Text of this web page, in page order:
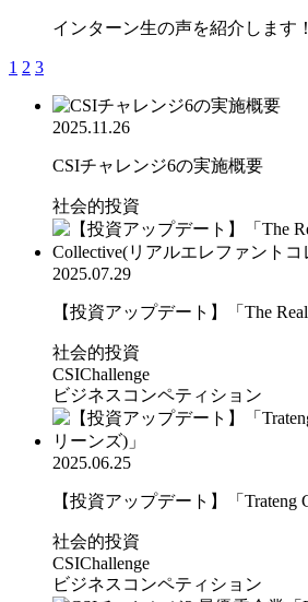
インターン生の声を紹介します
1 2 3
2025.11.26
CSIチャレンジ6の実施概要
社会的投資
2025.07.29
【投資アップデート】「The
社会的投資
CSIChallenge
ビジネスコンペティション
2025.06.25
【投資アップデート】「Trateng
社会的投資
CSIChallenge
ビジネスコンペティション